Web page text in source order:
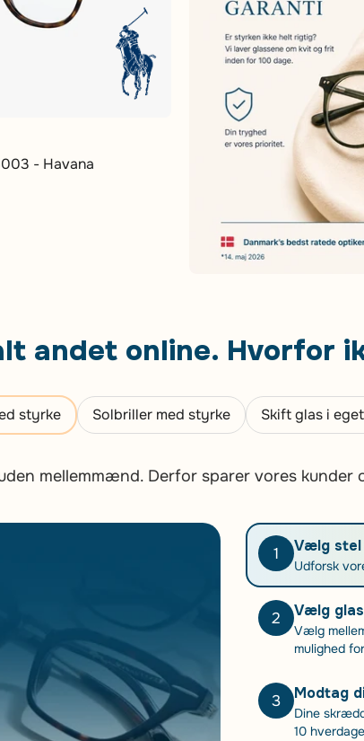
- Havana
andet online. Hvorfor
styrke Solbriller med styrke Skift glas i
mellemmænd. Derfor sparer vores kunder
1 Vælg stel
Udforsk
2 Vælg glas
Vælg
mulighed
3 Modtag
Dine
10